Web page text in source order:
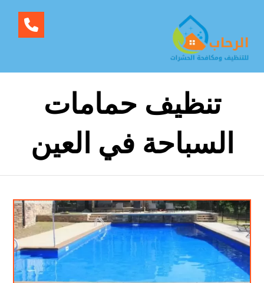
تنظيف حمامات
السباحة في العين